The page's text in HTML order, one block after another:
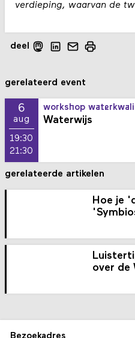
verdieping, waarvan de
deel
gerelateerd event
6
aug
19:30
21:30
workshop
Waterwijs
gerelateerde artikelen
Hoe je
over de